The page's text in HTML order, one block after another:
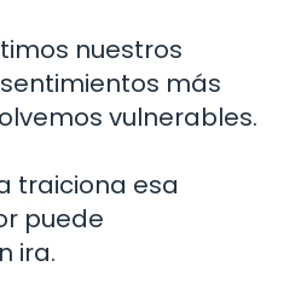
nuestros
más
vulnerables.
traiciona esa
puede
ira.